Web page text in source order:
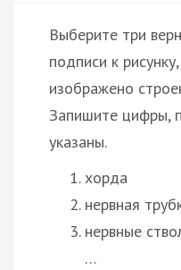
Выберите три
подписи к
изображено
Запишите цифры,
указаны.
хорда
нервная
нервные
…